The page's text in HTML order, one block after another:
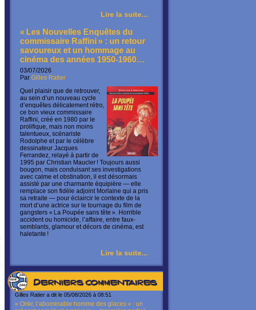
Lire la suite...
« Les Nouvelles Enquêtes du
commissaire Raffini » : un retour
savoureux et un hommage au
cinéma des années 1950-1960…
03/07/2026
Par Gilles Ratier
Quel plaisir que de retrouver,
au sein d’un nouveau cycle
d’enquêtes délicatement rétro,
ce bon vieux commissaire
Raffini, créé en 1980 par le
prolifique, mais non moins
talentueux, scénariste
Rodolphe et par le célèbre
dessinateur Jacques
Ferrandez, relayé à partir de
1995 par Christian Maucler ! Toujours aussi
bougon, mais conduisant ses investigations
avec calme et obstination, il est désormais
assisté par une charmante équipière — elle
remplace son fidèle adjoint Morlaine qui a pris
sa retraite — pour éclaircir le contexte de la
mort d’une actrice sur le tournage du film de
gangsters « La Poupée sans tête ». Horrible
accident ou homicide, l’affaire, entre faux-
semblants, glamour et décors de cinéma, est
haletante !
Lire la suite...
Derniers commentaires
Gilles Ratier a dit le 05/08/2026 à 08:51
« Onkr, l’abominable homme des glaces » : un